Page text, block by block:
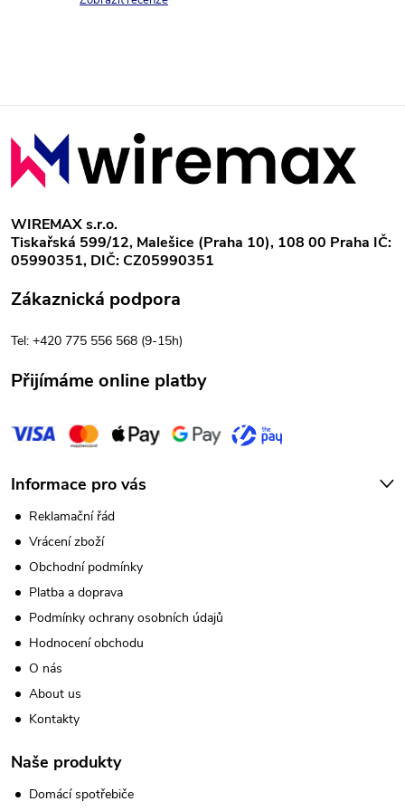
p
r
v
k
y
v
ý
p
i
s
u
Z
á
p
a
WIREMAX s.r.o.
Tiskařská 599/12, Malešice (Praha 10), 108 00 Praha IČ:
05990351, DIČ: CZ05990351
Zákaznická podpora
Tel: +420 775 556 568 (9-15h)
Přijímáme online platby
Informace pro vás
Reklamační řád
Vrácení zboží
Obchodní podmínky
Platba a doprava
Podmínky ochrany osobních údajů
Hodnocení obchodu
O nás
About us
Kontakty
Naše produkty
Domácí spotřebiče